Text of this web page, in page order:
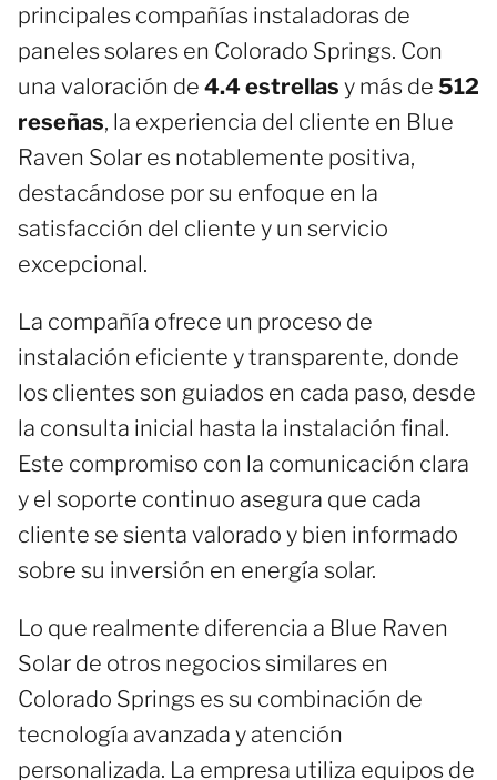
principales compañías instaladoras de
paneles solares en Colorado Springs. Con
una valoración de 4.4 estrellas y más de 512
reseñas, la experiencia del cliente en Blue
Raven Solar es notablemente positiva,
destacándose por su enfoque en la
satisfacción del cliente y un servicio
excepcional.
La compañía ofrece un proceso de
instalación eficiente y transparente, donde
los clientes son guiados en cada paso, desde
la consulta inicial hasta la instalación final.
Este compromiso con la comunicación clara
y el soporte continuo asegura que cada
cliente se sienta valorado y bien informado
sobre su inversión en energía solar.
Lo que realmente diferencia a Blue Raven
Solar de otros negocios similares en
Colorado Springs es su combinación de
tecnología avanzada y atención
personalizada. La empresa utiliza equipos de